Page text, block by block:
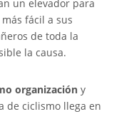
un elevador para
fácil a sus
de toda la
la causa.
organización y
de ciclismo llega en